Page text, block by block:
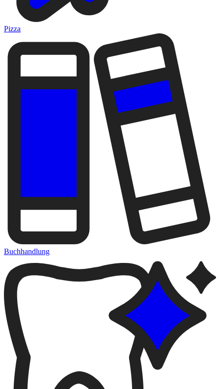
Pizza
Buchhandlung